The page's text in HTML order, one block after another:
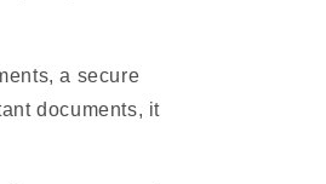
a secure
documents, it